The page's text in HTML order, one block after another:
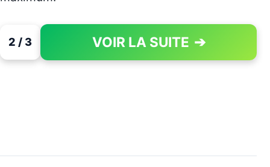
2 / 3 VOIR LA SUITE ➔
PAGE 2 OF 3